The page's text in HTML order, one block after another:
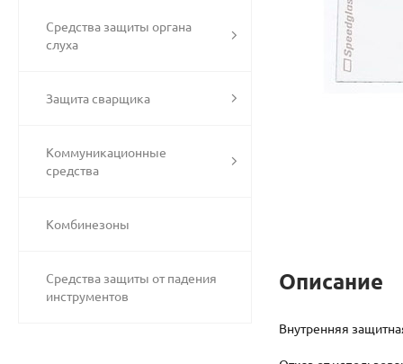
Средства защиты органа
слуха
Защита сварщика
Коммуникационные
средства
Комбинезоны
Средства защиты от падения
инструментов
Описание
Внутренняя